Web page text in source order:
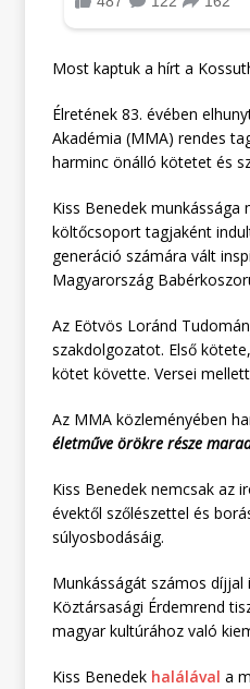
Most kaptuk a hírt a
Élretének 83. évében
Akadémia (MMA) rendes
harminc önálló kötetet és
Kiss Benedek
költőcsoport tagjaként
generáció számára vált
Magyarország
Az Eötvös Loránd
szakdolgozatot. Első
kötet követte. Versei
Az MMA közleményében
életműve örökre része
Kiss Benedek nemcsak az
évektől szőlészettel és
súlyosbodásáig.
Munkásságát számos
Köztársasági Érdemrend
magyar kultúrához való
Kiss Benedek halálával a